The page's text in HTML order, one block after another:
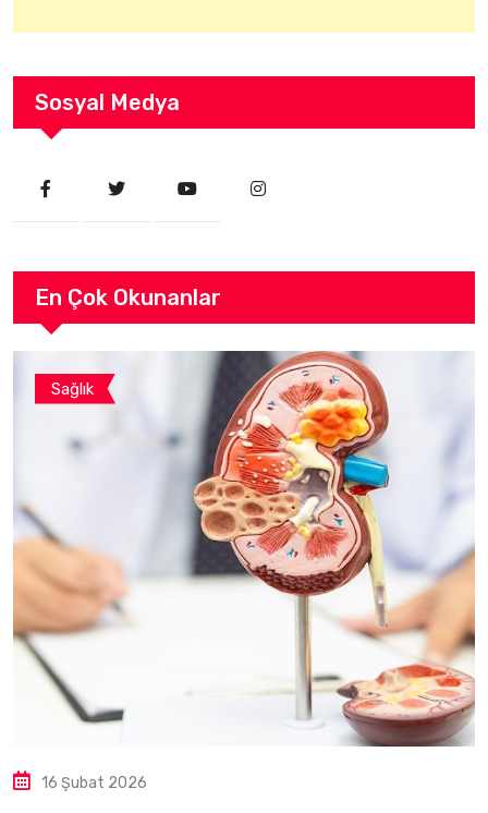
Sosyal Medya
En Çok Okunanlar
Sağlık
16 Şubat 2026